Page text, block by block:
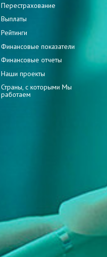
Перестрахование
Выплаты
Рейтинги
Финансовые показатели
Финансовые отчеты
Наши проекты
Страны, с которыми Мы
работаем